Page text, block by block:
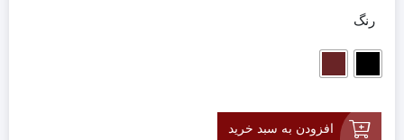
رنگ
افزودن به سبد خرید